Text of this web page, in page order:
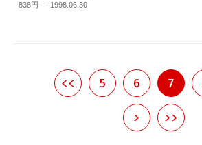
838円 — 1998.06.30
<< 5 6 7
> >>